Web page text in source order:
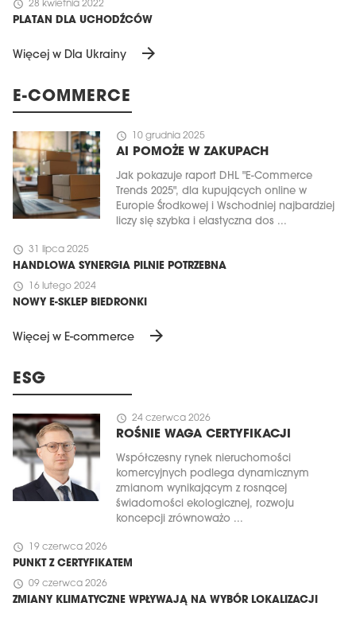
schedule 28 kwietnia 2022
PLATAN DLA UCHODŹCÓW
Więcej w Dla Ukrainy arrow_forward
E-COMMERCE
schedule 10 grudnia 2025
AI POMOŻE W ZAKUPACH
Jak pokazuje raport DHL "E-Commerce
Trends 2025", dla kupujących online w
Europie Środkowej i Wschodniej najbardziej
liczy się szybka i elastyczna dos ...
schedule 31 lipca 2025
HANDLOWA SYNERGIA PILNIE POTRZEBNA
schedule 16 lutego 2024
NOWY E-SKLEP BIEDRONKI
Więcej w E-commerce arrow_forward
ESG
schedule 24 czerwca 2026
ROŚNIE WAGA CERTYFIKACJI
Współczesny rynek nieruchomości
komercyjnych podlega dynamicznym
zmianom wynikającym z rosnącej
świadomości ekologicznej, rozwoju
koncepcji zrównoważo ...
schedule 19 czerwca 2026
PUNKT Z CERTYFIKATEM
schedule 09 czerwca 2026
ZMIANY KLIMATYCZNE WPŁYWAJĄ NA WYBÓR LOKALIZACJI